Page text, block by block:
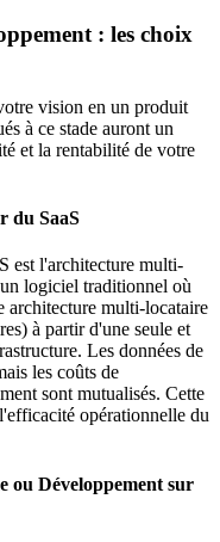
: les choix
vision en un produit
à ce stade auront un
et la rentabilité de votre
du SaaS
est l'architecture multi-
logiciel traditionnel où
architecture multi-locataire
à partir d'une seule et
Les données de
les coûts de
sont mutualisés. Cette
opérationnelle du
ou Développement sur